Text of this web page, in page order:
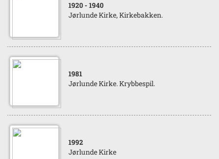
1920 - 1940
Jørlunde Kirke, Kirkebakken.
1981
Jørlunde Kirke. Krybbespil.
1992
Jørlunde Kirke